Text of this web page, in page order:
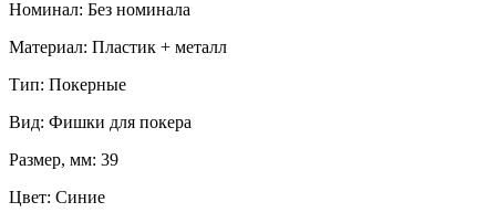
Номинал: Без номинала
Материал: Пластик + металл
Тип: Покерные
Вид: Фишки для покера
Размер, мм: 39
Цвет: Синие